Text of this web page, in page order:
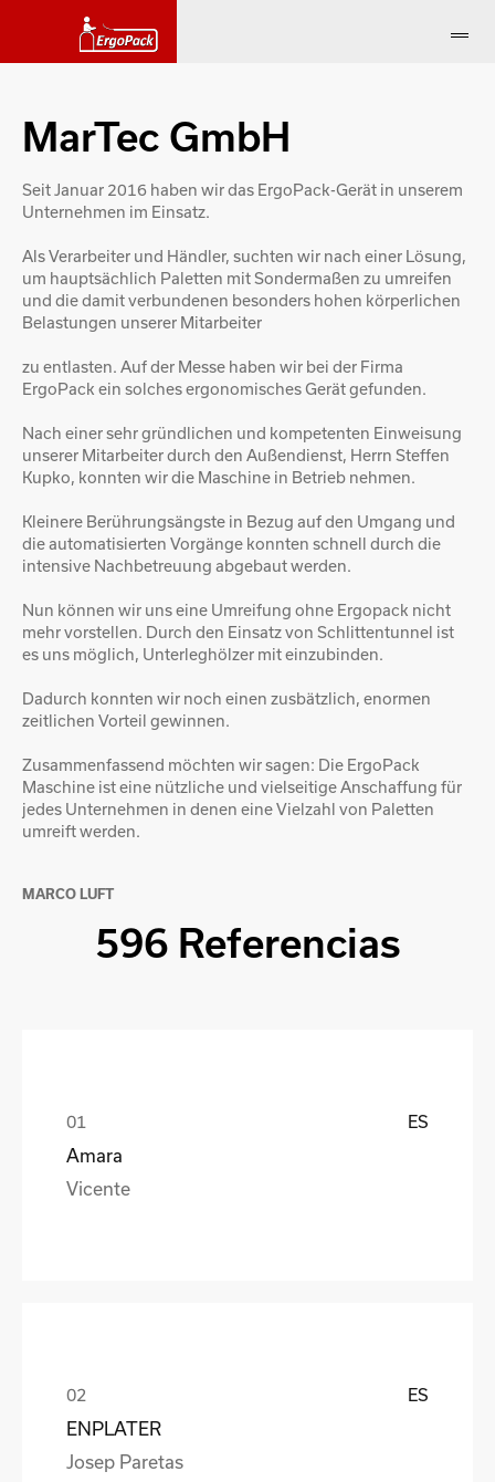
MarTec GmbH
Seit Januar 2016 haben wir das ErgoPack-Gerät in unserem
Unternehmen im Einsatz.
Als Verarbeiter und Händler, suchten wir nach einer Lösung,
um hauptsächlich Paletten mit Sondermaßen zu umreifen
und die damit verbundenen besonders hohen körperlichen
Belastungen unserer Mitarbeiter
zu entlasten. Auf der Messe haben wir bei der Firma
ErgoPack ein solches ergonomisches Gerät gefunden.
Nach einer sehr gründlichen und kompetenten Einweisung
unserer Mitarbeiter durch den Außendienst, Herrn Steffen
Kupko, konnten wir die Maschine in Betrieb nehmen.
Kleinere Berührungsängste in Bezug auf den Umgang und
die automatisierten Vorgänge konnten schnell durch die
intensive Nachbetreuung abgebaut werden.
Nun können wir uns eine Umreifung ohne Ergopack nicht
mehr vorstellen. Durch den Einsatz von Schlittentunnel ist
es uns möglich, Unterleghölzer mit einzubinden.
Dadurch konnten wir noch einen zusbätzlich, enormen
zeitlichen Vorteil gewinnen.
Zusammenfassend möchten wir sagen: Die ErgoPack
Maschine ist eine nützliche und vielseitige Anschaffung für
jedes Unternehmen in denen eine Vielzahl von Paletten
umreift werden.
MARCO LUFT
596 Referencias
ES
Amara
Vicente
ES
ENPLATER
Josep Paretas